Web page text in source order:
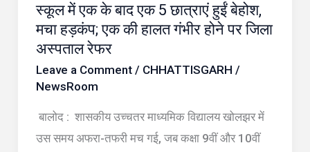
स्कूल में एक के बाद एक 5 छात्राएं हुईं बेहोश,
मचा हड़कंप; एक की हालत गंभीर होने पर जिला
अस्पताल रेफर
Leave a Comment / CHHATTISGARH /
NewsRoom
बालोद : शासकीय उच्चतर माध्यमिक विद्यालय खोलझर में
उस समय अफरा-तफरी मच गई, जब कक्षा 9वीं और 10वीं
एक
के
बाद
एक
छात्राएं
हुईं